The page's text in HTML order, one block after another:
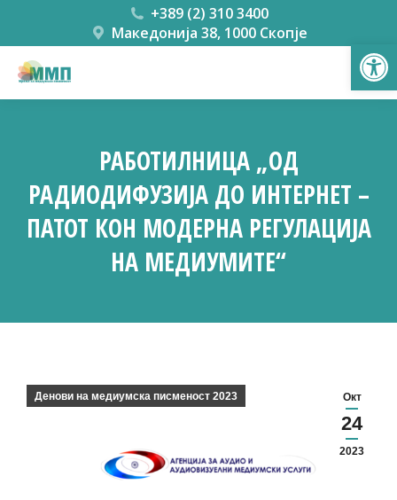
+389 (2) 310 3400
Македонија 38, 1000 Скопје
РАБОТИЛНИЦА „ОД
РАДИОДИФУЗИЈА ДО ИНТЕРНЕТ –
ПАТОТ КОН МОДЕРНА РЕГУЛАЦИЈА
НА МЕДИУМИТЕ“
Окт
24
2023
Денови на медиумска писменост 2023